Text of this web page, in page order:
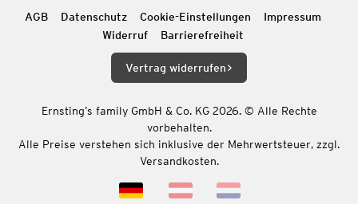
AGB Datenschutz Cookie-Einstellungen
Impressum
Widerruf
Barrierefreiheit
Vertrag widerrufen
Ernsting’s family GmbH & Co. KG 2026. © Alle Rechte
vorbehalten.
Alle Preise verstehen sich inklusive der Mehrwertsteuer, zzgl.
Versandkosten.